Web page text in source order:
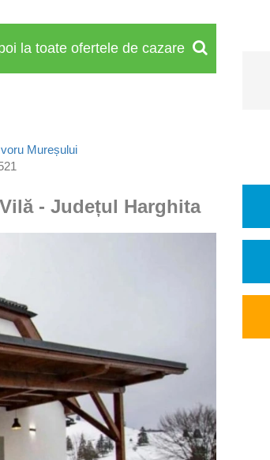
la toate ofertele de cazare
Mureșului
- Județul Harghita